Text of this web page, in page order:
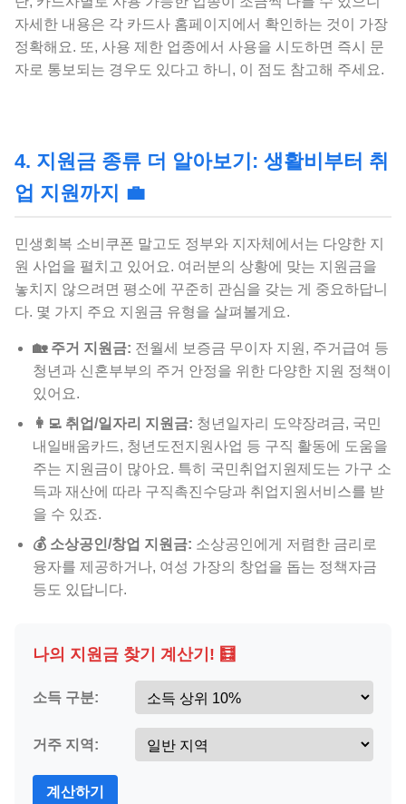
자세한 내용은 각 카드사 홈페이지에서 확인하는 것이 가장
정확해요. 또, 사용 제한 업종에서 사용을 시도하면 즉시 문
자로 통보되는 경우도 있다고 하니, 이 점도 참고해 주세요.
4. 지원금 종류 더 알아보기: 생활비부터 취
업 지원까지 💼
민생회복 소비쿠폰 말고도 정부와 지자체에서는 다양한 지
원 사업을 펼치고 있어요. 여러분의 상황에 맞는 지원금을
놓치지 않으려면 평소에 꾸준히 관심을 갖는 게 중요하답니
다. 몇 가지 주요 지원금 유형을 살펴볼게요.
🏡 주거 지원금: 전월세 보증금 무이자 지원, 주거급여 등
청년과 신혼부부의 주거 안정을 위한 다양한 지원 정책이
있어요.
👩‍💻 취업/일자리 지원금: 청년일자리 도약장려금, 국민
내일배움카드, 청년도전지원사업 등 구직 활동에 도움을
주는 지원금이 많아요. 특히 국민취업지원제도는 가구 소
득과 재산에 따라 구직촉진수당과 취업지원서비스를 받
을 수 있죠.
💰 소상공인/창업 지원금: 소상공인에게 저렴한 금리로
융자를 제공하거나, 여성 가장의 창업을 돕는 정책자금
등도 있답니다.
나의 지원금 찾기 계산기! 🧮
소득 구분:
거주 지역:
계산하기